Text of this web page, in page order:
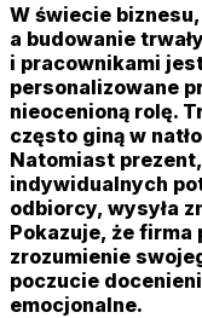
W świecie
a budowanie
i pracownikami
personalizowane
nieocenioną rolę.
często giną w
Natomiast
indywidualnych
odbiorcy, wysyła
Pokazuje, że firma
zrozumienie
poczucie
emocjonalne.